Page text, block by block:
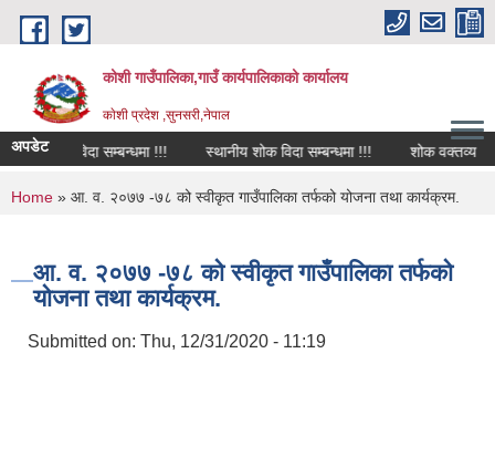
Skip to main content
कोशी गाउँपालिका,गाउँ कार्यपालिकाको कार्यालय
काेशी प्रदेश ,सुनसरी,नेपाल
अपडेट
शोक विदा सम्बन्धमा !!! स्थानीय शोक विदा सम्बन्धमा !!! शोक वक्तव्य
You are here
Home » आ. व. २०७७ -७८ को स्वीकृत गाउँपालिका तर्फको योजना तथा कार्यक्रम.
आ. व. २०७७ -७८ को स्वीकृत गाउँपालिका तर्फको
योजना तथा कार्यक्रम.
Submitted on: Thu, 12/31/2020 - 11:19